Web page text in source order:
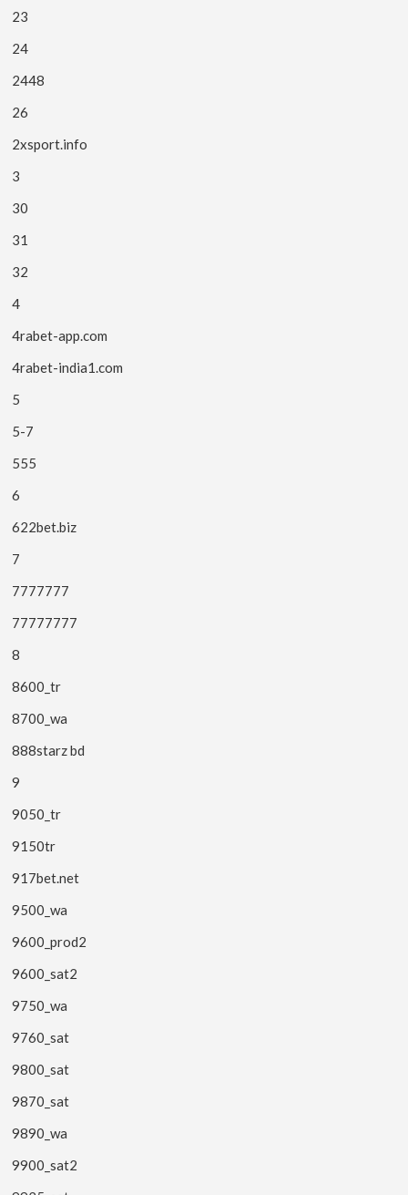
23
24
2448
26
2xsport.info
3
30
31
32
4
4rabet-app.com
4rabet-india1.com
5
5-7
555
6
622bet.biz
7
7777777
77777777
8
8600_tr
8700_wa
888starz bd
9
9050_tr
9150tr
917bet.net
9500_wa
9600_prod2
9600_sat2
9750_wa
9760_sat
9800_sat
9870_sat
9890_wa
9900_sat2